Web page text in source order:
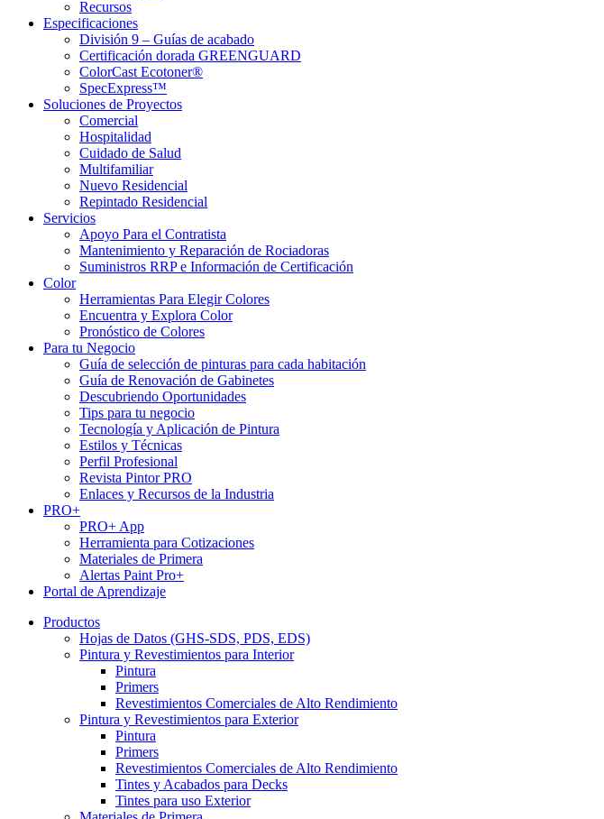
Recursos
Especificaciones
División 9 – Guías de acabado
Certificación dorada GREENGUARD
ColorCast Ecotoner®
SpecExpress™
Soluciones de Proyectos
Comercial
Hospitalidad
Cuidado de Salud
Multifamiliar
Nuevo Residencial
Repintado Residencial
Servicios
Apoyo Para el Contratista
Mantenimiento y Reparación de Rociadoras
Suministros RRP e Información de Certificación
Color
Herramientas Para Elegir Colores
Encuentra y Explora Color
Pronóstico de Colores
Para tu Negocio
Guía de selección de pinturas para cada habitación
Guía de Renovación de Gabinetes
Descubriendo Oportunidades
Tips para tu negocio
Tecnología y Aplicación de Pintura
Estilos y Técnicas
Perfil Profesional
Revista Pintor PRO
Enlaces y Recursos de la Industria
PRO+
PRO+ App
Herramienta para Cotizaciones
Materiales de Primera
Alertas Paint Pro+
Portal de Aprendizaje
Productos
Hojas de Datos (GHS-SDS, PDS, EDS)
Pintura y Revestimientos para Interior
Pintura
Primers
Revestimientos Comerciales de Alto Rendimiento
Pintura y Revestimientos para Exterior
Pintura
Primers
Revestimientos Comerciales de Alto Rendimiento
Tintes y Acabados para Decks
Tintes para uso Exterior